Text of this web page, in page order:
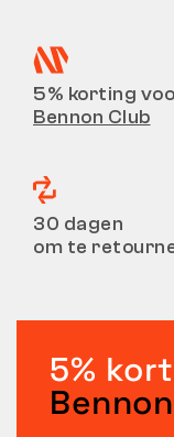
5% korting
Bennon Club
30 dagen
om te
5%